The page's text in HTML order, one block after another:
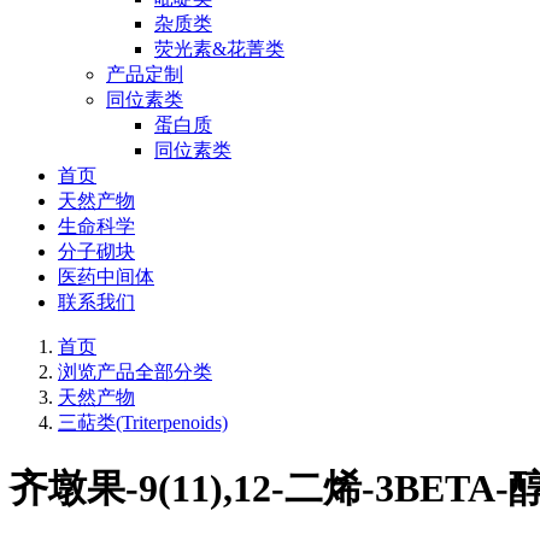
杂质类
荧光素&花菁类
产品定制
同位素类
蛋白质
同位素类
首页
天然产物
生命科学
分子砌块
医药中间体
联系我们
首页
浏览产品全部分类
天然产物
三萜类(Triterpenoids)
齐墩果-9(11),12-二烯-3BETA-